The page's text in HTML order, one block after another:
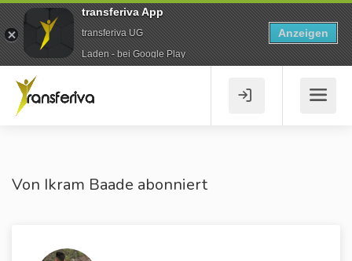
Von Ikram Baade abonniert
transferiva App
transferiva UG
Laden - bei Google Play
Anzeigen